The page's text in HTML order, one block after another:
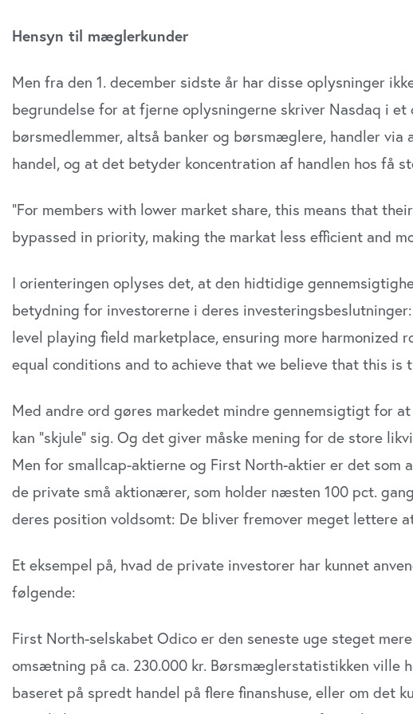
Hensyn til mæglerkunder
Men fra den 1. december sidste år har disse oplysninger
begrundelse for at fjerne oplysningerne skriver Nasdaq i
børsmedlemmer, altså banker og børsmæglere, handler via
handel, og at det betyder koncentration af handlen hos få
”For members with lower market share, this means that
bypassed in priority, making the markat less efficient and
I orienteringen oplyses det, at den hidtidige
betydning for investorerne i deres
level playing field marketplace, ensuring more harmonized
equal conditions and to achieve that we believe that this is
Med andre ord gøres markedet mindre gennemsigtigt for
kan ”skjule” sig. Og det giver måske mening for de store
Men for smallcap-aktierne og First North-aktier er det som
de private små aktionærer, som holder næsten 100 pct.
deres position voldsomt: De bliver fremover meget lettere at
Et eksempel på, hvad de private investorer har kunnet
følgende:
First North-selskabet Odico er den seneste uge steget
omsætning på ca. 230.000 kr. Børsmæglerstatistikken ville
baseret på spredt handel på flere finanshuse, eller om det